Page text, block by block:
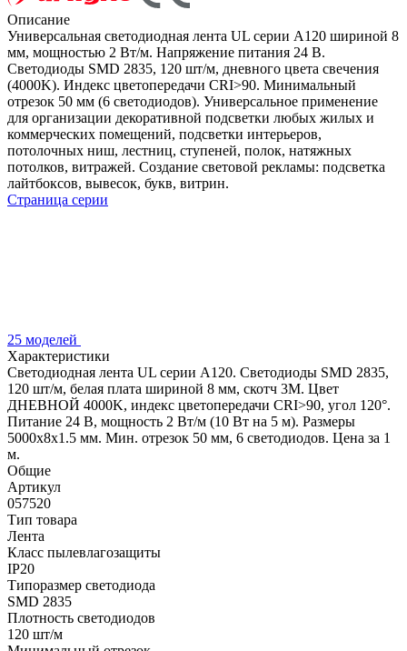
Описание
Универсальная светодиодная лента UL серии A120 шириной 8
мм, мощностью 2 Вт/м. Напряжение питания 24 В.
Светодиоды SMD 2835, 120 шт/м, дневного цвета свечения
(4000K). Индекс цветопередачи CRI>90. Минимальный
отрезок 50 мм (6 светодиодов). Универсальное применение
для организации декоративной подсветки любых жилых и
коммерческих помещений, подсветки интерьеров,
потолочных ниш, лестниц, ступеней, полок, натяжных
потолков, витражей. Создание световой рекламы: подсветка
лайтбоксов, вывесок, букв, витрин.
Страница серии
25 моделей
Характеристики
Светодиодная лента UL серии A120. Светодиоды SMD 2835,
120 шт/м, белая плата шириной 8 мм, скотч 3M. Цвет
ДНЕВНОЙ 4000K, индекс цветопередачи CRI>90, угол 120°.
Питание 24 В, мощность 2 Вт/м (10 Вт на 5 м). Размеры
5000x8x1.5 мм. Мин. отрезок 50 мм, 6 светодиодов. Цена за 1
м.
Общие
Артикул
057520
Тип товара
Лента
Класс пылевлагозащиты
IP20
Типоразмер светодиода
SMD 2835
Плотность светодиодов
120 шт/м